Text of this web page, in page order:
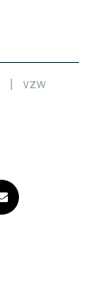
| vzw